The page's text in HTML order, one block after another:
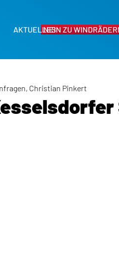
AKTUELLESNEIN ZU
, Christian Pinkert